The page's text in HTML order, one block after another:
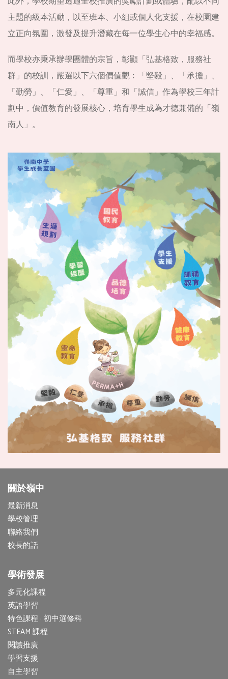
主題的級本活動，以至班本、小組或個人化支援，在校園建
立正向氛圍，激發及提升潛藏在每一位學生心中的幸福感。
而學校亦秉承辦學團體的宗旨，彰顯「弘基格致，服務社
群」的校訓，嚴選以下六個價值觀﹕「堅毅」、「承擔」、
「勤勞」、「仁愛」、「尊重」和「誠信」作為學校三年計
劃中，價值教育的發展核心，培育學生成為才德兼備的「嶺
南人」。
關於嶺中
最新消息
學校管理
聯絡我們
校長的話
學術發展
多元化課程
英語學習
特色課程 · 初中選修科
STEAM 課程
閱讀推廣
學習支援
自主學習